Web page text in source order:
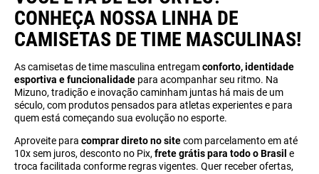
CONHEÇA NOSSA LINHA DE
CAMISETAS DE TIME MASCULINAS!
As camisetas de time masculina entregamconforto, identidade
esportiva e funcionalidade para acompanhar seu ritmo. Na
Mizuno, tradição e inovação caminham juntas há mais de um
século, com produtos pensados para atletas experientes e para
quem está começando sua evolução no esporte.
Aproveite para comprar direto no sitecom parcelamento em até
10x sem juros, desconto no Pix, frete grátis para todo o Brasil e
troca facilitada conforme regras vigentes. Quer receber ofertas,